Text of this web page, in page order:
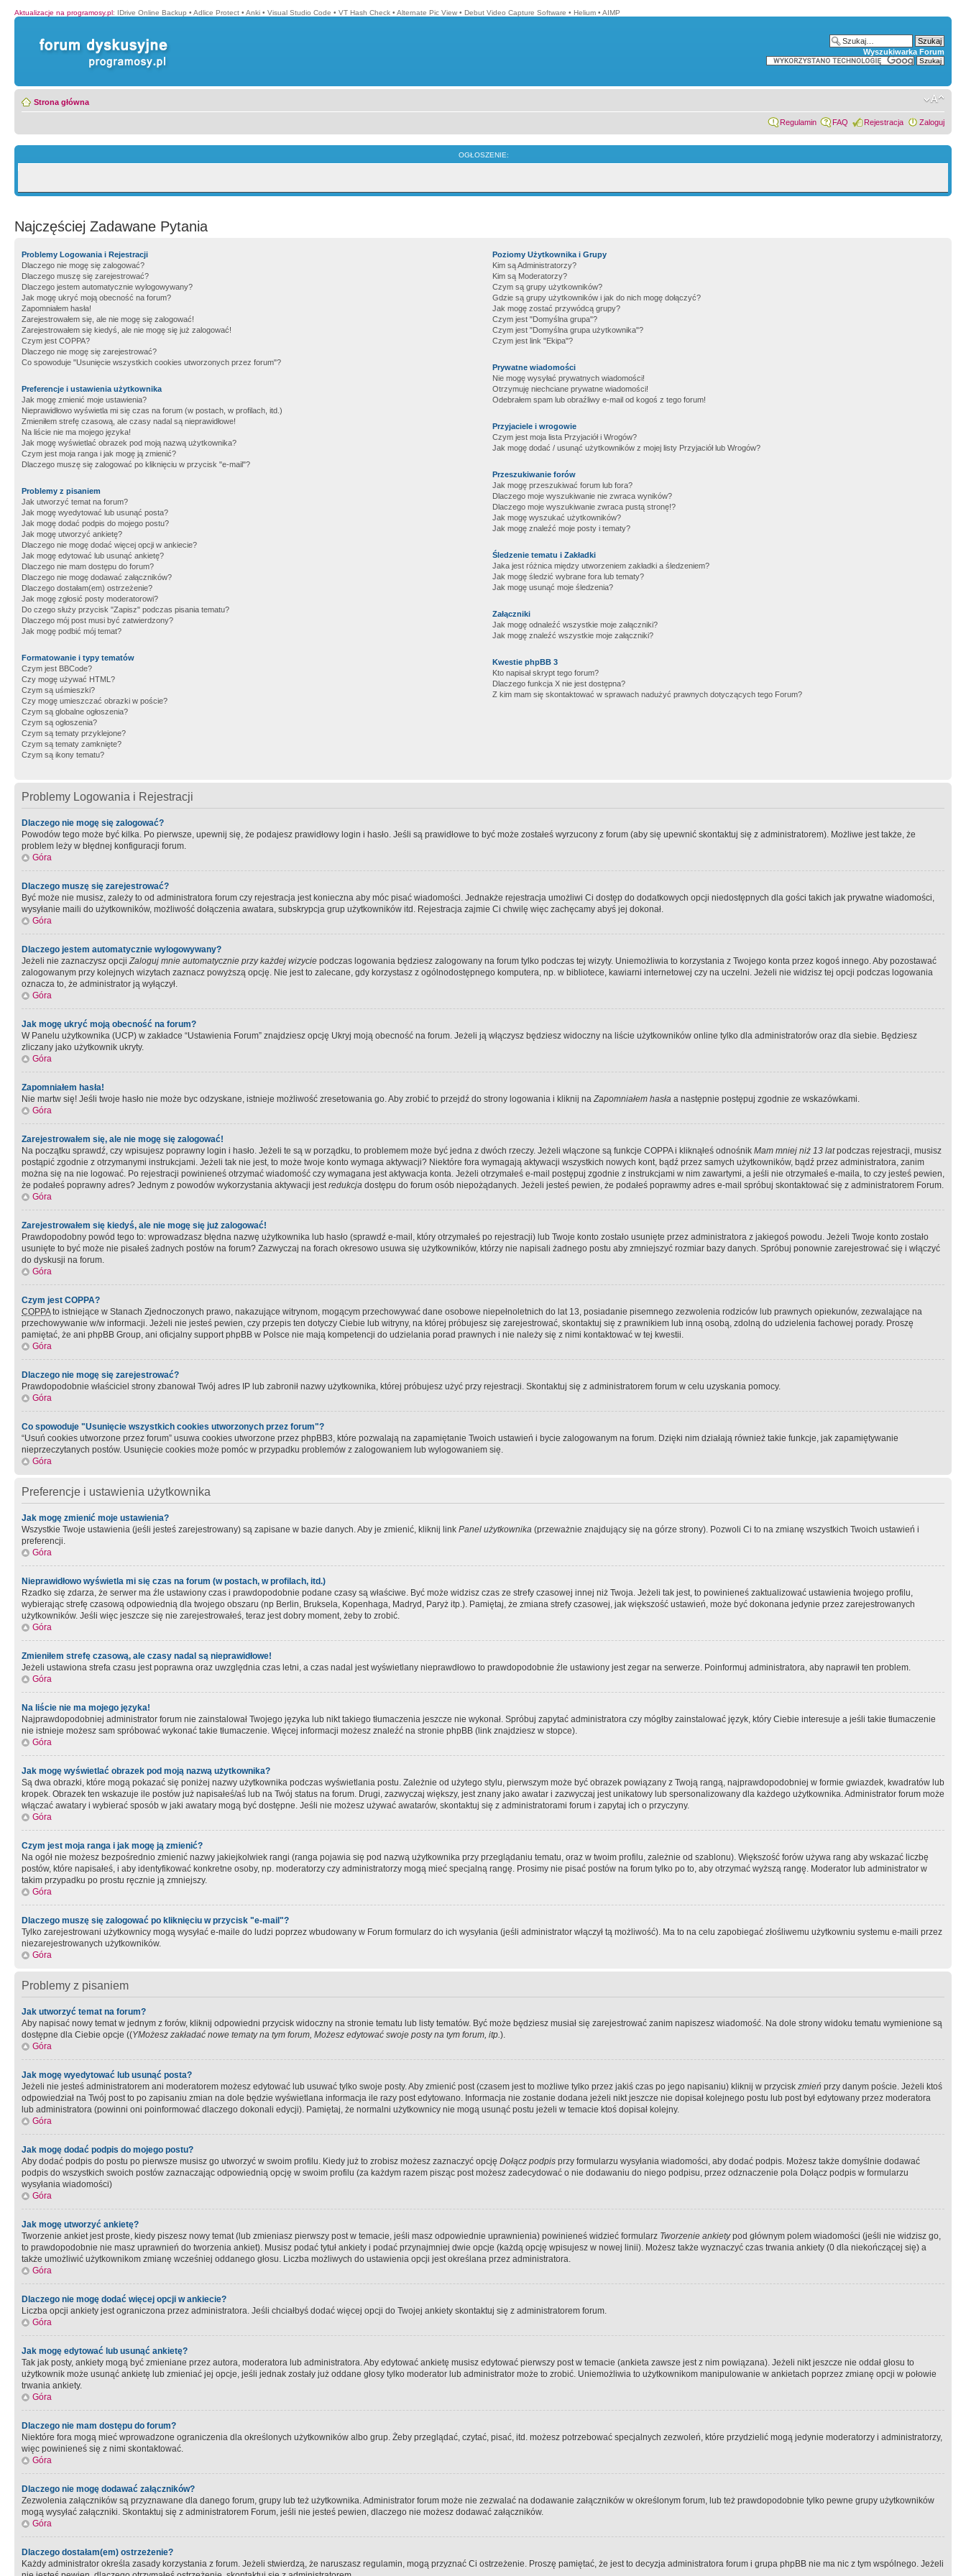
Aktualizacje na programosy.pl: IDrive Online Backup • Adlice Protect • Anki • Visual Studio Code • VT Hash Check • Alternate Pic View • Debut Video Capture Software • Helium • AIMP
Wyszukiwarka Forum
Strona główna
Regulamin FAQ Rejestracja Zaloguj
OGŁOSZENIE:
Najczęściej Zadawane Pytania
Problemy Logowania i Rejestracji
Dlaczego nie mogę się zalogować?
Dlaczego muszę się zarejestrować?
Dlaczego jestem automatycznie wylogowywany?
Jak mogę ukryć moją obecność na forum?
Zapomniałem hasła!
Zarejestrowałem się, ale nie mogę się zalogować!
Zarejestrowałem się kiedyś, ale nie mogę się już zalogować!
Czym jest COPPA?
Dlaczego nie mogę się zarejestrować?
Co spowoduje "Usunięcie wszystkich cookies utworzonych przez forum"?
Preferencje i ustawienia użytkownika
Jak mogę zmienić moje ustawienia?
Nieprawidłowo wyświetla mi się czas na forum (w postach, w profilach, itd.)
Zmieniłem strefę czasową, ale czasy nadal są nieprawidłowe!
Na liście nie ma mojego języka!
Jak mogę wyświetlać obrazek pod moją nazwą użytkownika?
Czym jest moja ranga i jak mogę ją zmienić?
Dlaczego muszę się zalogować po kliknięciu w przycisk "e-mail"?
Problemy z pisaniem
Jak utworzyć temat na forum?
Jak mogę wyedytować lub usunąć posta?
Jak mogę dodać podpis do mojego postu?
Jak mogę utworzyć ankietę?
Dlaczego nie mogę dodać więcej opcji w ankiecie?
Jak mogę edytować lub usunąć ankietę?
Dlaczego nie mam dostępu do forum?
Dlaczego nie mogę dodawać załączników?
Dlaczego dostałam(em) ostrzeżenie?
Jak mogę zgłosić posty moderatorowi?
Do czego służy przycisk "Zapisz" podczas pisania tematu?
Dlaczego mój post musi być zatwierdzony?
Jak mogę podbić mój temat?
Formatowanie i typy tematów
Czym jest BBCode?
Czy mogę używać HTML?
Czym są uśmieszki?
Czy mogę umieszczać obrazki w poście?
Czym są globalne ogłoszenia?
Czym są ogłoszenia?
Czym są tematy przyklejone?
Czym są tematy zamknięte?
Czym są ikony tematu?
Poziomy Użytkownika i Grupy
Kim są Administratorzy?
Kim są Moderatorzy?
Czym są grupy użytkowników?
Gdzie są grupy użytkowników i jak do nich mogę dołączyć?
Jak mogę zostać przywódcą grupy?
Czym jest "Domyślna grupa"?
Czym jest "Domyślna grupa użytkownika"?
Czym jest link "Ekipa"?
Prywatne wiadomości
Nie mogę wysyłać prywatnych wiadomości!
Otrzymuję niechciane prywatne wiadomości!
Odebrałem spam lub obraźliwy e-mail od kogoś z tego forum!
Przyjaciele i wrogowie
Czym jest moja lista Przyjaciół i Wrogów?
Jak mogę dodać / usunąć użytkowników z mojej listy Przyjaciół lub Wrogów?
Przeszukiwanie forów
Jak mogę przeszukiwać forum lub fora?
Dlaczego moje wyszukiwanie nie zwraca wyników?
Dlaczego moje wyszukiwanie zwraca pustą stronę!?
Jak mogę wyszukać użytkowników?
Jak mogę znaleźć moje posty i tematy?
Śledzenie tematu i Zakładki
Jaka jest różnica między utworzeniem zakładki a śledzeniem?
Jak mogę śledzić wybrane fora lub tematy?
Jak mogę usunąć moje śledzenia?
Załączniki
Jak mogę odnaleźć wszystkie moje załączniki?
Jak mogę znaleźć wszystkie moje załączniki?
Kwestie phpBB 3
Kto napisał skrypt tego forum?
Dlaczego funkcja X nie jest dostępna?
Z kim mam się skontaktować w sprawach nadużyć prawnych dotyczących tego Forum?
Problemy Logowania i Rejestracji
Dlaczego nie mogę się zalogować?
Powodów tego może być kilka. Po pierwsze, upewnij się, że podajesz prawidłowy login i hasło. Jeśli są prawidłowe to być może zostałeś wyrzucony z forum (aby się upewnić skontaktuj się z administratorem). Możliwe jest także, że
problem leży w błędnej konfiguracji forum.
Góra
Dlaczego muszę się zarejestrować?
Być może nie musisz, zależy to od administratora forum czy rejestracja jest konieczna aby móc pisać wiadomości. Jednakże rejestracja umożliwi Ci dostęp do dodatkowych opcji niedostępnych dla gości takich jak prywatne wiadomości,
wysyłanie maili do użytkowników, możliwość dołączenia awatara, subskrypcja grup użytkowników itd. Rejestracja zajmie Ci chwilę więc zachęcamy abyś jej dokonał.
Góra
Dlaczego jestem automatycznie wylogowywany?
Jeżeli nie zaznaczysz opcjiZaloguj mnie automatycznie przy każdej wizycie podczas logowania będziesz zalogowany na forum tylko podczas tej wizyty. Uniemożliwia to korzystania z Twojego konta przez kogoś innego. Aby pozostawać
zalogowanym przy kolejnych wizytach zaznacz powyższą opcję. Nie jest to zalecane, gdy korzystasz z ogólnodostępnego komputera, np. w bibliotece, kawiarni internetowej czy na uczelni. Jeżeli nie widzisz tej opcji podczas logowania
oznacza to, że administrator ją wyłączył.
Góra
Jak mogę ukryć moją obecność na forum?
W Panelu użytkownika (UCP) w zakładce “Ustawienia Forum” znajdziesz opcję Ukryj moją obecność na forum. Jeżeli ją włączysz będziesz widoczny na liście użytkowników online tylko dla administratorów oraz dla siebie. Będziesz
zliczany jako użytkownik ukryty.
Góra
Zapomniałem hasła!
Nie martw się! Jeśli twoje hasło nie może byc odzyskane, istnieje możliwość zresetowania go. Aby zrobić to przejdź do strony logowania i kliknij naZapomniałem hasła a następnie postępuj zgodnie ze wskazówkami.
Góra
Zarejestrowałem się, ale nie mogę się zalogować!
Na początku sprawdź, czy wpisujesz poprawny login i hasło. Jeżeli te są w porządku, to problemem może być jedna z dwóch rzeczy. Jeżeli włączone są funkcje COPPA i kliknąłeś odnośnik Mam mniej niż 13 latpodczas rejestracji, musisz
postąpić zgodnie z otrzymanymi instrukcjami. Jeżeli tak nie jest, to może twoje konto wymaga aktywacji? Niektóre fora wymagają aktywacji wszystkich nowych kont, bądź przez samych użytkowników, bądź przez administratora, zanim
można się na nie logować. Po rejestracji powinieneś otrzymać wiadomość czy wymagana jest aktywacja konta. Jeżeli otrzymałeś e-mail postępuj zgodnie z instrukcjami w nim zawartymi, a jeśli nie otrzymałeś e-maila, to czy jesteś pewien,
że podałeś poprawny adres? Jednym z powodów wykorzystania aktywacji jestredukcja dostępu do forum osób niepożądanych. Jeżeli jesteś pewien, że podałeś poprawmy adres e-mail spróbuj skontaktować się z administratorem Forum.
Góra
Zarejestrowałem się kiedyś, ale nie mogę się już zalogować!
Prawdopodobny powód tego to: wprowadzasz błędna nazwę użytkownika lub hasło (sprawdź e-mail, który otrzymałeś po rejestracji) lub Twoje konto zostało usunięte przez administratora z jakiegoś powodu. Jeżeli Twoje konto zostało
usunięte to być może nie pisałeś żadnych postów na forum? Zazwyczaj na forach okresowo usuwa się użytkowników, którzy nie napisali żadnego postu aby zmniejszyć rozmiar bazy danych. Spróbuj ponownie zarejestrować się i włączyć
do dyskusji na forum.
Góra
Czym jest COPPA?
COPPAto istniejące w Stanach Zjednoczonych prawo, nakazujące witrynom, mogącym przechowywać dane osobowe niepełnoletnich do lat 13, posiadanie pisemnego zezwolenia rodziców lub prawnych opiekunów, zezwalające na
przechowywanie w/w informacji. Jeżeli nie jesteś pewien, czy przepis ten dotyczy Ciebie lub witryny, na której próbujesz się zarejestrować, skontaktuj się z prawnikiem lub inną osobą, zdolną do udzielenia fachowej porady. Proszę
pamiętać, że ani phpBB Group, ani oficjalny support phpBB w Polsce nie mają kompetencji do udzielania porad prawnych i nie należy się z nimi kontaktować w tej kwestii.
Góra
Dlaczego nie mogę się zarejestrować?
Prawdopodobnie właściciel strony zbanował Twój adres IP lub zabronił nazwy użytkownika, której próbujesz użyć przy rejestracji. Skontaktuj się z administratorem forum w celu uzyskania pomocy.
Góra
Co spowoduje "Usunięcie wszystkich cookies utworzonych przez forum"?
“Usuń cookies utworzone przez forum” usuwa cookies utworzone przez phpBB3, które pozwalają na zapamiętanie Twoich ustawień i bycie zalogowanym na forum. Dzięki nim działają również takie funkcje, jak zapamiętywanie
nieprzeczytanych postów. Usunięcie cookies może pomóc w przypadku problemów z zalogowaniem lub wylogowaniem się.
Góra
Preferencje i ustawienia użytkownika
Jak mogę zmienić moje ustawienia?
Wszystkie Twoje ustawienia (jeśli jesteś zarejestrowany) są zapisane w bazie danych. Aby je zmienić, kliknij link Panel użytkownika (przeważnie znajdujący się na górze strony). Pozwoli Ci to na zmianę wszystkich Twoich ustawień i
preferencji.
Góra
Nieprawidłowo wyświetla mi się czas na forum (w postach, w profilach, itd.)
Rzadko się zdarza, że serwer ma źle ustawiony czas i prawdopodobnie podane czasy są właściwe. Być może widzisz czas ze strefy czasowej innej niż Twoja. Jeżeli tak jest, to powinieneś zaktualizować ustawienia twojego profilu,
wybierając strefę czasową odpowiednią dla twojego obszaru (np Berlin, Bruksela, Kopenhaga, Madryd, Paryż itp.). Pamiętaj, że zmiana strefy czasowej, jak większość ustawień, może być dokonana jedynie przez zarejestrowanych
użytkowników. Jeśli więc jeszcze się nie zarejestrowałeś, teraz jest dobry moment, żeby to zrobić.
Góra
Zmieniłem strefę czasową, ale czasy nadal są nieprawidłowe!
Jeżeli ustawiona strefa czasu jest poprawna oraz uwzględnia czas letni, a czas nadal jest wyświetlany nieprawdłowo to prawdopodobnie źle ustawiony jest zegar na serwerze. Poinformuj administratora, aby naprawił ten problem.
Góra
Na liście nie ma mojego języka!
Najprawdopodobniej administrator forum nie zainstalował Twojego języka lub nikt takiego tłumaczenia jeszcze nie wykonał. Spróbuj zapytać administratora czy mógłby zainstalować język, który Ciebie interesuje a jeśli takie tłumaczenie
nie istnieje możesz sam spróbować wykonać takie tłumaczenie. Więcej informacji możesz znaleźć na stronie phpBB (link znajdziesz w stopce).
Góra
Jak mogę wyświetlać obrazek pod moją nazwą użytkownika?
Są dwa obrazki, które mogą pokazać się poniżej nazwy użytkownika podczas wyświetlania postu. Zależnie od użytego stylu, pierwszym może być obrazek powiązany z Twoją rangą, najprawdopodobniej w formie gwiazdek, kwadratów lub
kropek. Obrazek ten wskazuje ile postów już napisałeś/aś lub na Twój status na forum. Drugi, zazwyczaj większy, jest znany jako awatar i zazwyczaj jest unikatowy lub spersonalizowany dla każdego użytkownika. Administrator forum może
włączać awatary i wybierać sposób w jaki awatary mogą być dostępne. Jeśli nie możesz używać awatarów, skontaktuj się z administratorami forum i zapytaj ich o przyczyny.
Góra
Czym jest moja ranga i jak mogę ją zmienić?
Na ogół nie możesz bezpośrednio zmienić nazwy jakiejkolwiek rangi (ranga pojawia się pod nazwą użytkownika przy przeglądaniu tematu, oraz w twoim profilu, zależnie od szablonu). Większość forów używa rang aby wskazać liczbę
postów, które napisałeś, i aby identyfikować konkretne osoby, np. moderatorzy czy administratorzy mogą mieć specjalną rangę. Prosimy nie pisać postów na forum tylko po to, aby otrzymać wyższą rangę. Moderator lub administrator w
takim przypadku po prostu ręcznie ją zmniejszy.
Góra
Dlaczego muszę się zalogować po kliknięciu w przycisk "e-mail"?
Tylko zarejestrowani użytkownicy mogą wysyłać e-maile do ludzi poprzez wbudowany w Forum formularz do ich wysyłania (jeśli administrator włączył tą możliwość). Ma to na celu zapobiegać złośliwemu użytkowniu systemu e-maili przez
niezarejestrowanych użytkowników.
Góra
Problemy z pisaniem
Jak utworzyć temat na forum?
Aby napisać nowy temat w jednym z forów, kliknij odpowiedni przycisk widoczny na stronie tematu lub listy tematów. Być może będziesz musiał się zarejestrować zanim napiszesz wiadomość. Na dole strony widoku tematu wymienione są
dostępne dla Ciebie opcje ((YMożesz zakładać nowe tematy na tym forum, Możesz edytować swoje posty na tym forum, itp.).
Góra
Jak mogę wyedytować lub usunąć posta?
Jeżeli nie jesteś administratorem ani moderatorem możesz edytować lub usuwać tylko swoje posty. Aby zmienić post (czasem jest to możliwe tylko przez jakiś czas po jego napisaniu) kliknij w przycisk zmień przy danym poście. Jeżeli ktoś
odpowiedział na Twój post to po zapisaniu zmian na dole będzie wyświetlana informacja ile razy post edytowano. Informacja nie zostanie dodana jeżeli nikt jeszcze nie dopisał kolejnego postu lub post był edytowany przez moderatora
lub administratora (powinni oni poinformować dlaczego dokonali edycji). Pamiętaj, że normalni użytkownicy nie mogą usunąć postu jeżeli w temacie ktoś dopisał kolejny.
Góra
Jak mogę dodać podpis do mojego postu?
Aby dodać podpis do postu po pierwsze musisz go utworzyć w swoim profilu. Kiedy już to zrobisz możesz zaznaczyć opcję Dołącz podpis przy formularzu wysyłania wiadomości, aby dodać podpis. Możesz także domyślnie dodawać
podpis do wszystkich swoich postów zaznaczając odpowiednią opcję w swoim profilu (za każdym razem pisząc post możesz zadecydować o nie dodawaniu do niego podpisu, przez odznaczenie pola Dołącz podpis w formularzu
wysyłania wiadomości)
Góra
Jak mogę utworzyć ankietę?
Tworzenie ankiet jest proste, kiedy piszesz nowy temat (lub zmieniasz pierwszy post w temacie, jeśli masz odpowiednie uprawnienia) powinieneś widzieć formularz Tworzenie ankietypod głównym polem wiadomości (jeśli nie widzisz go,
to prawdopodobnie nie masz uprawnień do tworzenia ankiet). Musisz podać tytuł ankiety i podać przynajmniej dwie opcje (każdą opcję wpisujesz w nowej linii). Możesz także wyznaczyć czas trwania ankiety (0 dla niekończącej się) a
także umożliwić użytkownikom zmianę wcześniej oddanego głosu. Liczba możliwych do ustawienia opcji jest określana przez administratora.
Góra
Dlaczego nie mogę dodać więcej opcji w ankiecie?
Liczba opcji ankiety jest ograniczona przez administratora. Jeśli chciałbyś dodać więcej opcji do Twojej ankiety skontaktuj się z administratorem forum.
Góra
Jak mogę edytować lub usunąć ankietę?
Tak jak posty, ankiety mogą być zmieniane przez autora, moderatora lub administratora. Aby edytować ankietę musisz edytować pierwszy post w temacie (ankieta zawsze jest z nim powiązana). Jeżeli nikt jeszcze nie oddał głosu to
użytkownik może usunąć ankietę lub zmieniać jej opcje, jeśli jednak zostały już oddane głosy tylko moderator lub administrator może to zrobić. Uniemożliwia to użytkownikom manipulowanie w ankietach poprzez zmianę opcji w połowie
trwania ankiety.
Góra
Dlaczego nie mam dostępu do forum?
Niektóre fora mogą mieć wprowadzone ograniczenia dla określonych użytkowników albo grup. Żeby przeglądać, czytać, pisać, itd. możesz potrzebować specjalnych zezwoleń, które przydzielić mogą jedynie moderatorzy i administratorzy,
więc powinieneś się z nimi skontaktować.
Góra
Dlaczego nie mogę dodawać załączników?
Zezwolenia załączników są przyznawane dla danego forum, grupy lub też użytkownika. Administrator forum może nie zezwalać na dodawanie załączników w określonym forum, lub też prawdopodobnie tylko pewne grupy użytkowników
mogą wysyłać załączniki. Skontaktuj się z administratorem Forum, jeśli nie jesteś pewien, dlaczego nie możesz dodawać załączników.
Góra
Dlaczego dostałam(em) ostrzeżenie?
Każdy administrator określa zasady korzystania z forum. Jeżeli stwierdzą, że naruszasz regulamin, mogą przyznać Ci ostrzeżenie. Proszę pamiętać, że jest to decyzja administratora forum i grupa phpBB nie ma nic z tym wspólnego. Jeżeli